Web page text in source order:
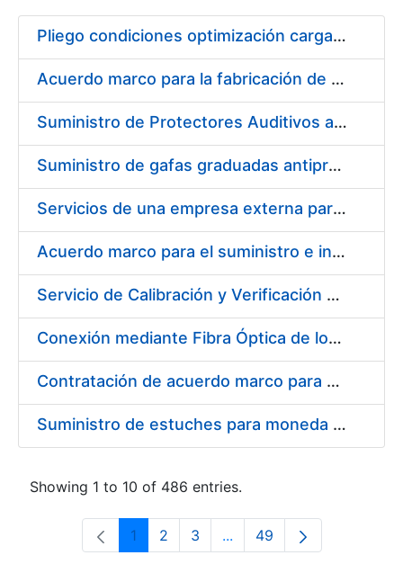
Show/Hide
Pliego condiciones optimización cargas compras firmado
Acuerdo marco para la fabricación de piezas
Suministro de Protectores Auditivos a medida para las personas trabajadoras de los Centros de Trabajo de Madrid y Burgos
Suministro de gafas graduadas antiproyecciones para los trabajadores de la FNMT-RCM en los centros de trabajo de Madrid y Burgos
Servicios de una empresa externa para el asesoramiento y resolución de los recursos de alzada que se presentan relacionados con procesos de selección para la FNMT-RCM
Acuerdo marco para el suministro e instalación de persianas, estores y otros complementos
Servicio de Calibración y Verificación Externa de los Equipos de Medición del Servicio de Prevención de la FNMT-RCM
Conexión mediante Fibra Óptica de los Centros de Proceso de Datos (CPDs) de las sedes de la FNMT-RCM de Burgos y Madrid
Contratación de acuerdo marco para el Suministro de Material de Electricidad para la Fábrica Nacional de Moneda y Timbre-Real Casa de la Moneda en su centro de trabajo de Burgos
Suministro de estuches para moneda de 30 €
Showing 1 to 10 of 486 entries.
Page
1 Page
2 Page
3 ...Intermediate Pages Use
Page
49